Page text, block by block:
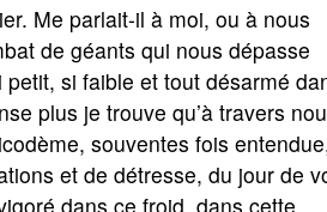
Me parlait-il à moi, ou à nous
de géants qui nous dépasse
si faible et tout désarmé
plus je trouve qu’à travers
souventes fois
et de détresse, du jour de
dans ce froid, dans cette